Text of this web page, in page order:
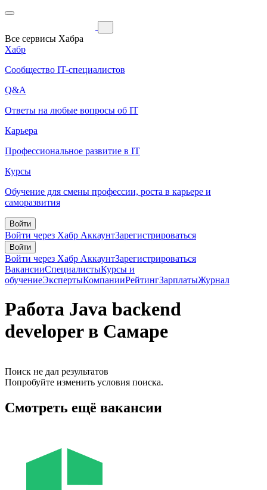
Все сервисы Хабра
Хабр
Сообщество IT-специалистов
Q&A
Ответы на любые вопросы об IT
Карьера
Профессиональное развитие в IT
Курсы
Обучение для смены профессии, роста в карьере и
саморазвития
Войти
Войти через Хабр АккаунтЗарегистрироваться
Войти
Войти через Хабр АккаунтЗарегистрироваться
ВакансииСпециалистыКурсы и
обучениеЭкспертыКомпанииРейтингЗарплатыЖурнал
Работа Java backend
developer в Самаре
Поиск не дал результатов
Попробуйте изменить условия поиска.
Смотреть ещё вакансии